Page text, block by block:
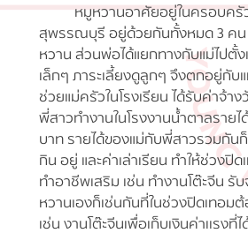
หมูหวานอาศัยอยู่ในครอบครัว
สุพรรณบุรี อยู่ด้วยกันทั้งหมด 3 คน
หวาน ส่วนพ่อได้แยกทางกับแม่ไปตั้
เล็กๆ ภาระเลี้ยงดูลูกๆ จึงตกอยู่กับ
ช่วยแม่ครัวในโรงเรียน ได้รับค่าจ้า
พี่สาวทำงานในโรงงานน้ำตาลราย
บาท รายได้ของแม่กับพี่สาวรวมกัน
กิน อยู่ และค่าเล่าเรียน ทำให้ช่วงปิ
ทำอาชีพเสริม เช่น ทำงานโต๊ะจีน รั
หวานเองก็เช่นกันที่ในช่วงปิดเทอม
เช่น งานโต๊ะจีนเพื่อเก็บเงินค่าเเรงที่